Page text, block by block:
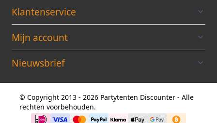
Klantenservice
Mijn account
Nieuwsbrief
© Copyright 2013 - 2026 Partytenten Discounter - Alle
rechten voorbehouden.